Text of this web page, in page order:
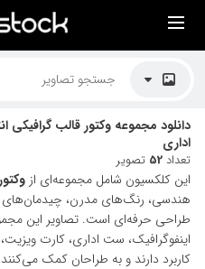
دانلود مجموعه وکتور قالب گرافیکی
اداری
تعداد 52 تصویر
این کلکسیون شامل مجموعه‌ای از
هندسی، رنگ‌های مدرن، چیدمان‌های
طراحی حرفه‌ای است. تصاویر این
اینفوگرافیک، ست اداری، کارت
کاربرد دارند و به طراحان کمک
لیست قیمت ها
موضوعات تصاویر
دکوراسیون و فضاها
هنرمندان ایرانی
کسب درآمد از فروش